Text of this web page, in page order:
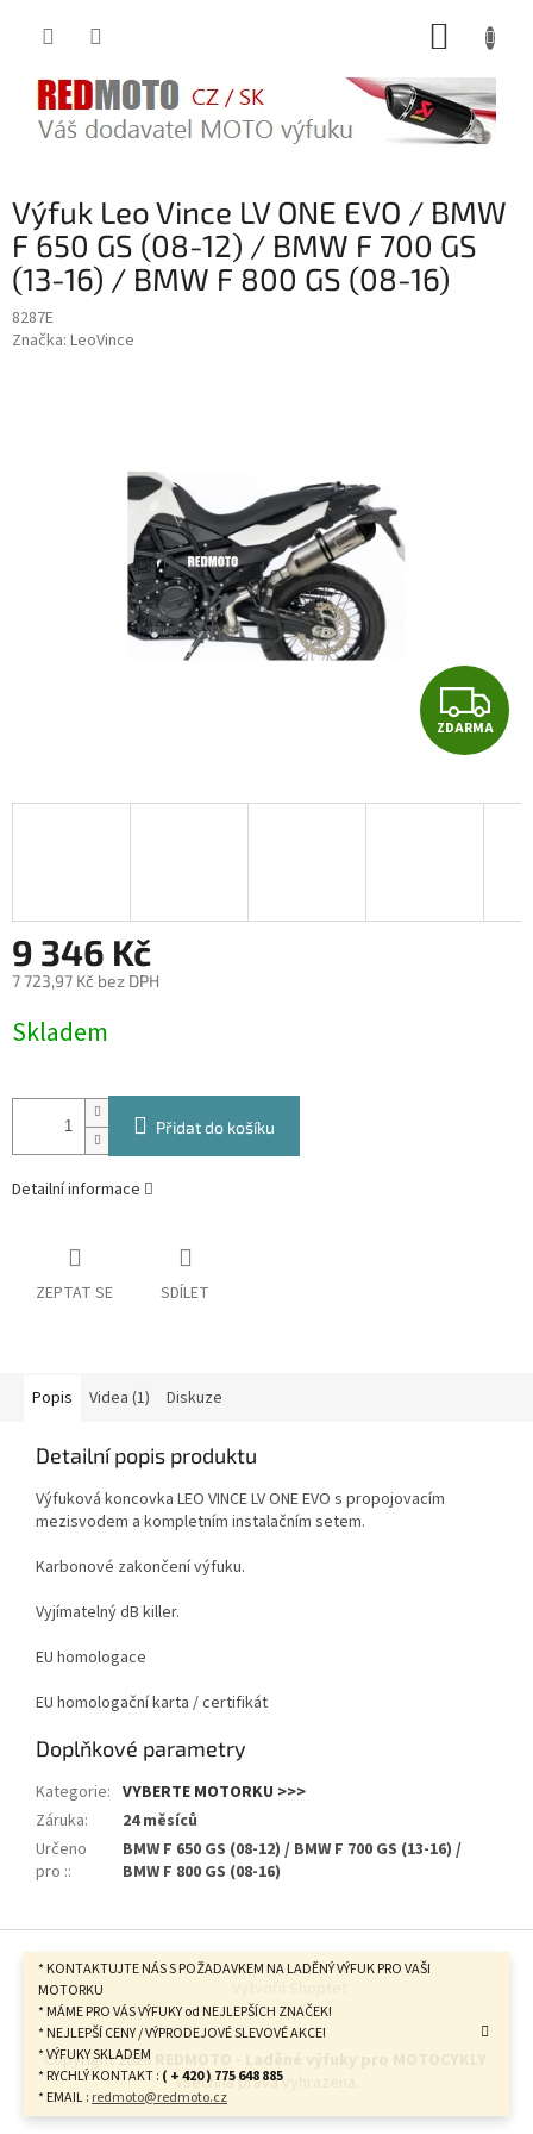
* KONTAKTUJTE NÁS S POŽADAVKEM NA LADĚNÝ VÝFUK PRO VAŠI
MOTORKU
* MÁME PRO VÁS VÝFUKY od NEJLEPŠÍCH ZNAČEK!
* NEJLEPŠÍ CENY / VÝPRODEJOVÉ SLEVOVÉ AKCE!
* VÝFUKY SKLADEM
* RYCHLÝ KONTAKT : ( + 420 ) 775 648 885
* EMAIL : redmoto@redmoto.cz
Výfuk Leo Vince LV ONE EVO / BMW
F 650 GS (08-12) / BMW F 700 GS
(13-16) / BMW F 800 GS (08-16)
8287E
Značka: LeoVince
Z
D
A
ZDARMA
9 346 Kč
7 723,97 Kč bez DPH
cena:
Skladem
Přidat do košíku
Detailní informace
ZEPTAT SE SDÍLET
Popis Videa (1) Diskuze
Detailní popis produktu
Výfuková koncovka LEO VINCE LV ONE EVO s propojovacím
mezisvodem a kompletním instalačním setem.
Karbonové zakončení výfuku.
Vyjímatelný dB killer.
EU homologace
EU homologační karta / certifikát
Doplňkové parametry
Kategorie: VYBERTE MOTORKU >>>
Záruka:
24 měsíců
Určeno
pro ::
BMW F 650 GS (08-12) / BMW F 700 GS (13-16) /
BMW F 800 GS (08-16)
Copyright 2026
Všechna práva vyhrazena.